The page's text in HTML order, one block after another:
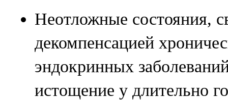
Неотложные состояния,
декомпенсацией
эндокринных
истощение у длительно